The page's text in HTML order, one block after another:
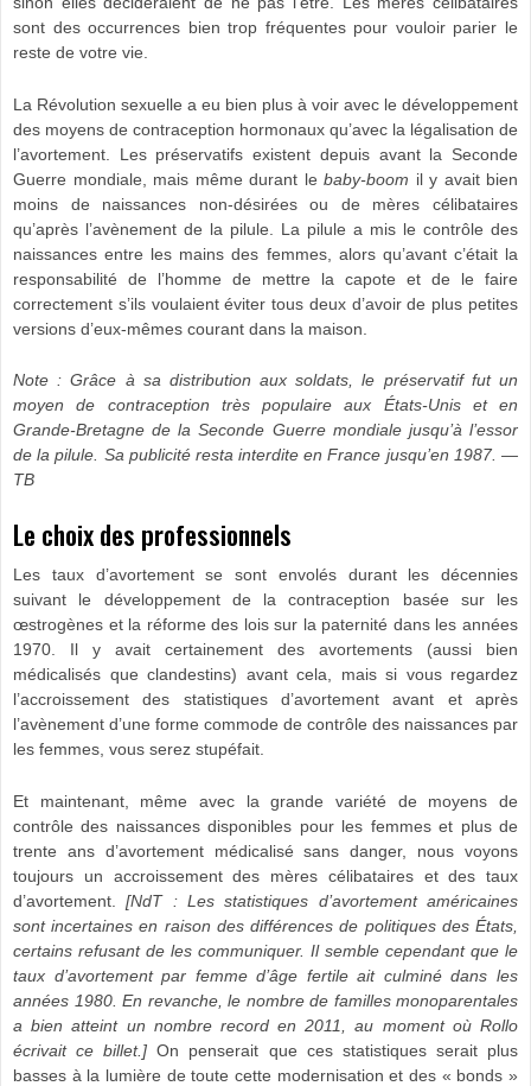
sont des occurrences bien trop fréquentes pour vouloir parier le
reste de votre vie.
La Révolution sexuelle a eu bien plus à voir avec le développement
des moyens de contraception hormonaux qu’avec la légalisation de
l’avortement. Les préservatifs existent depuis avant la Seconde
Guerre mondiale, mais même durant le baby-boom il y avait bien
moins de naissances non-désirées ou de mères célibataires
qu’après l’avènement de la pilule. La pilule a mis le contrôle des
naissances entre les mains des femmes, alors qu’avant c’était la
responsabilité de l’homme de mettre la capote et de le faire
correctement s’ils voulaient éviter tous deux d’avoir de plus petites
versions d’eux-mêmes courant dans la maison.
Note : Grâce à sa distribution aux soldats, le préservatif fut un
moyen de contraception très populaire aux États-Unis et en
Grande-Bretagne de la Seconde Guerre mondiale jusqu’à l’essor
de la pilule. Sa publicité resta interdite en France jusqu’en 1987. —
TB
Le choix des professionnels
Les taux d’avortement se sont envolés durant les décennies
suivant le développement de la contraception basée sur les
œstrogènes et la réforme des lois sur la paternité dans les années
1970. Il y avait certainement des avortements (aussi bien
médicalisés que clandestins) avant cela, mais si vous regardez
l’accroissement des statistiques d’avortement avant et après
l’avènement d’une forme commode de contrôle des naissances par
les femmes, vous serez stupéfait.
Et maintenant, même avec la grande variété de moyens de
contrôle des naissances disponibles pour les femmes et plus de
trente ans d’avortement médicalisé sans danger, nous voyons
toujours un accroissement des mères célibataires et des taux
d’avortement.[NdT :Les statistiques d’avortementaméricaines
sont incertaines en raison des différences de politiques des États,
certains refusant de les communiquer. Il semble cependant que le
taux d’avortement par femme d’âge fertile ait culminé dans les
années 1980. En revanche, le nombre de familles monoparentales
a bien atteint un nombre record en 2011, au moment oùRollo
écrivait ce billet. ] On penserait que ces statistiques serait plus
basses à la lumière de toute cette modernisation et des « bonds »